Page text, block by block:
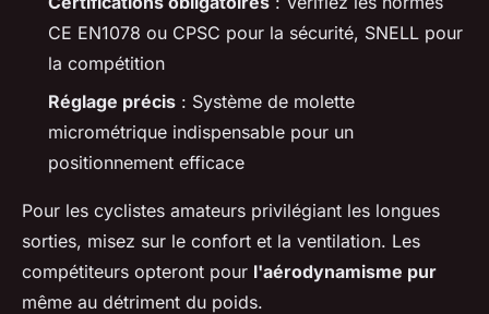
CE EN1078 ou CPSC pour la sécurité, SNELL pour
la compétition
Réglage précis : Système de molette
micrométrique indispensable pour un
positionnement efficace
Pour les cyclistes amateurs privilégiant les longues
sorties, misez sur le confort et la ventilation. Les
compétiteurs opteront pour l'aérodynamisme pur
même au détriment du poids.